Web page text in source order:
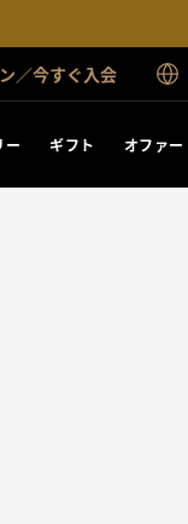
／今すぐ入会
ー ギフト オファー